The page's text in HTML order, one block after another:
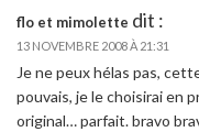
flo et mimolette dit :
13 NOVEMBRE 2008 À 21:31
Je ne peux hélas pas,
pouvais, je le choisirai en
original… parfait. bravo